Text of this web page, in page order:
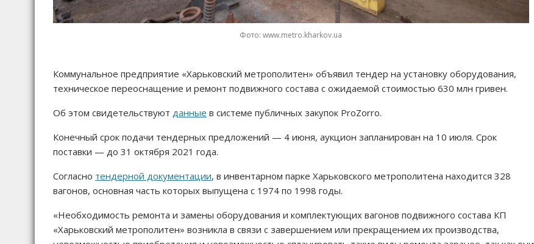
Фото: www.metro.kharkov.ua
Коммунальное предприятие «Харьковский метрополитен» объявил тендер на установку оборудования,
техническое переоснащение и ремонт подвижного состава с ожидаемой стоимостью 630 млн гривен.
Об этом свидетельствуют данные в системе публичных закупок ProZorro.
Конечный срок подачи тендерных предложений — 4 июня, аукцион запланирован на 10 июля. Срок
поставки — до 31 октября 2021 года.
Согласно тендерной документации, в инвентарном парке Харьковского метрополитена находится 328
вагонов, основная часть которых выпущена с 1974 по 1998 годы.
«Необходимость ремонта и замены оборудования и комплектующих вагонов подвижного состава КП
«Харьковский метрополитен» возникла в связи с завершением или прекращением их производства,